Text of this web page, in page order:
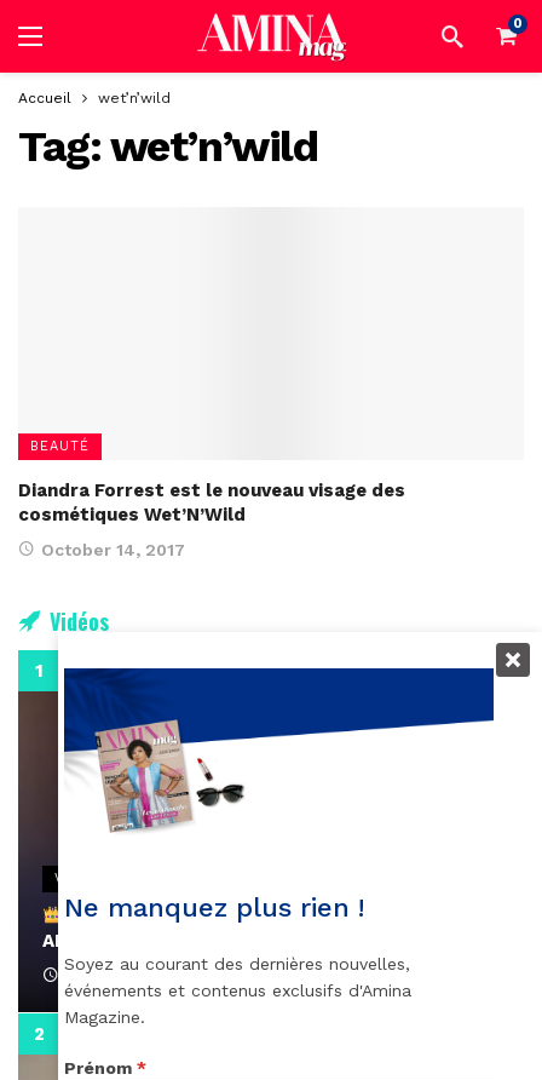
0
Accueil wet’n’wild
Tag:wet’n’wild
BEAUTÉ
Diandra Forrest est le nouveau visage des
cosmétiques Wet’N’Wild
October 14, 2017
Vidéos
0:29
VIDEOS
Remerciements à Ayden pour son message sur
AMINA, le Magazine de la Femme
April 1, 2022
Ne manquez plus rien !
Soyez au courant des dernières nouvelles,
événements et contenus exclusifs d'Amina
Magazine.
Prénom *